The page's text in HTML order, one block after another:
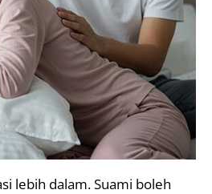
lebih dalam. Suami boleh